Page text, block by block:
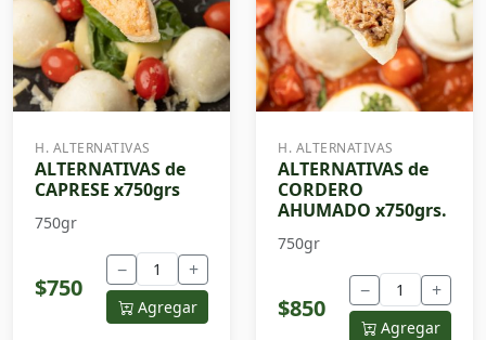
H. ALTERNATIVAS
ALTERNATIVAS de
CAPRESE x750grs
750gr
$750
− +
Agregar
H. ALTERNATIVAS
ALTERNATIVAS de
CORDERO
AHUMADO x750grs.
750gr
$850
− +
Agregar